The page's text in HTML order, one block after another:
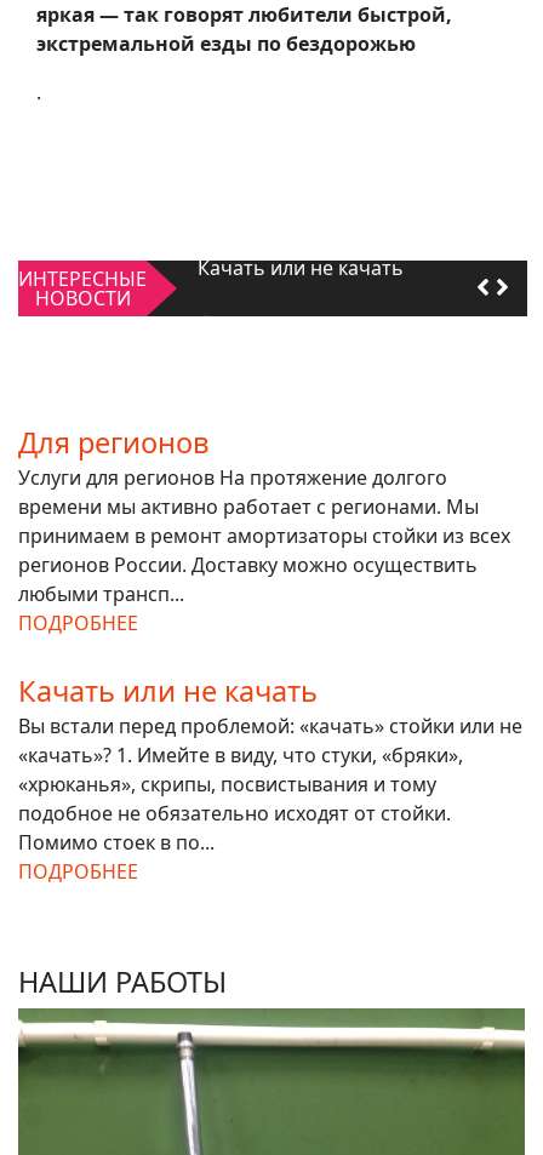
яркая — так говорят любители быстрой,
экстремальной езды по бездорожью
.
ИНТЕРЕСНЫЕ
НОВОСТИ
Для регионов
Услуги для регионов На протяжение долгого
времени мы активно работает с регионами. Мы
принимаем в ремонт амортизаторы стойки из всех
регионов России. Доставку можно осуществить
любыми трансп...
ПОДРОБНЕЕ
Качать или не качать
Вы встали перед проблемой: «качать» стойки или не
«качать»? 1. Имейте в виду, что стуки, «бряки»,
«хрюканья», скрипы, посвистывания и тому
подобное не обязательно исходят от стойки.
Помимо стоек в по...
ПОДРОБНЕЕ
НАШИ РАБОТЫ